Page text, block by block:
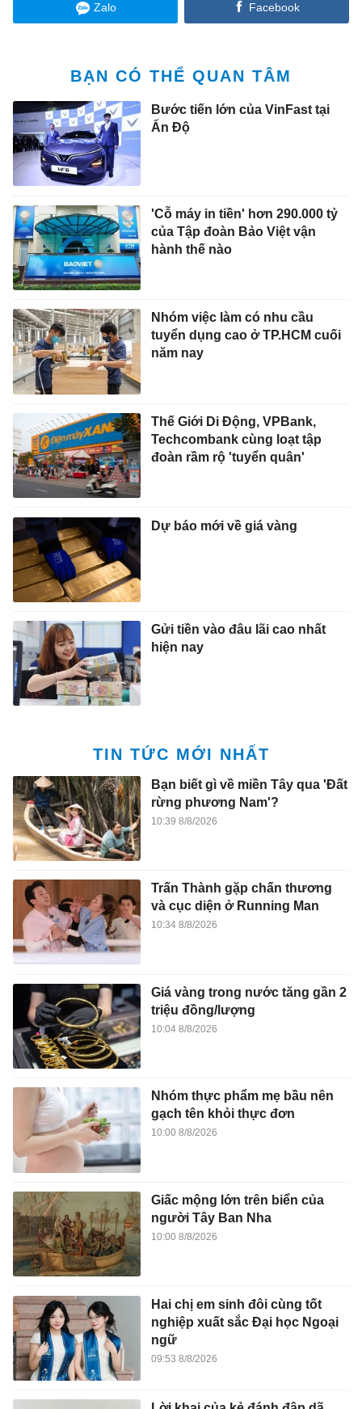
Zalo Facebook
BẠN CÓ THỂ QUAN TÂM
Bước tiến lớn của VinFast tại
Ấn Độ
'Cỗ máy in tiền' hơn 290.000 tỷ
của Tập đoàn Bảo Việt vận
hành thế nào
Nhóm việc làm có nhu cầu
tuyển dụng cao ở TP.HCM cuối
năm nay
Thế Giới Di Động, VPBank,
Techcombank cùng loạt tập
đoàn rầm rộ 'tuyển quân'
Dự báo mới về giá vàng
Gửi tiền vào đâu lãi cao nhất
hiện nay
TIN TỨC MỚI NHẤT
Bạn biết gì về miền Tây qua 'Đất
rừng phương Nam'?
10:39 8/8/2026
Trấn Thành gặp chấn thương
và cục diện ở Running Man
10:34 8/8/2026
Giá vàng trong nước tăng gần 2
triệu đồng/lượng
10:04 8/8/2026
Nhóm thực phẩm mẹ bầu nên
gạch tên khỏi thực đơn
10:00 8/8/2026
Giấc mộng lớn trên biển của
người Tây Ban Nha
10:00 8/8/2026
Hai chị em sinh đôi cùng tốt
nghiệp xuất sắc Đại học Ngoại
ngữ
09:53 8/8/2026